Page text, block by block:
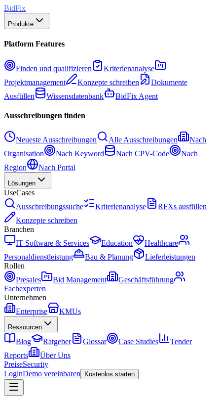
BidFix
Produkte
Platform Features
Finden und qualifizieren
Kriterienanalyse
Projektmanagement
Konzepte schreiben
Dokumente
Ausfüllen
Wissensdatenbank BidFix Agent
Ausschreibungen finden
Neueste Ausschreibungen Alle Ausschreibungen
Nach
Organisation
Nach Keyword Nach CPV-Code
Nach
Region
Nach Portal
Lösungen
UseCases
Ausschreibungssuche
Kriterienanalyse
RFXs ausfüllen
Konzepte schreiben
Branchen
IT Software & Services
Education
Healthcare
Personaldienstleistung
Bau & Planung
Lieferleistungen
Rollen
Presales
Bid Management
Geschäftsführung
Fachexperten
Unternehmen
Enterprise
KMUs
Ressourcen
Blog Ratgeber Glossar Case Studies
Tender
Reports
Über Uns
PreiseSecurity
LoginDemo vereinbaren Kostenlos starten